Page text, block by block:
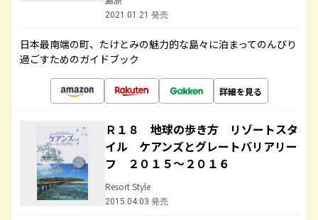
2021.01.21 発売
日本最南端の町、たけとみの魅力的な島々に泊まってのんびり
過ごすためのガイドブック
詳細を見る
Ｒ１８ 地球の歩き方 リゾートスタ
イル ケアンズとグレートバリアリー
フ ２０１５～２０１６
Resort Style
2015.04.03 発売